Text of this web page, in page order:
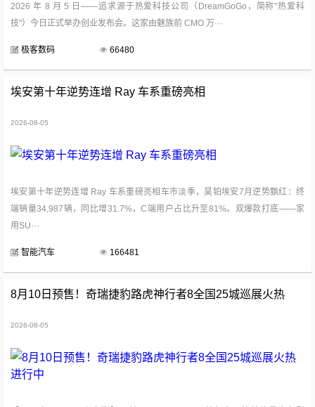
2026 年 8 月 5 日——追求源于热爱科技公司（DreamGoGo，简称"热爱科
技"）今日正式举办创业发布会。这家由魅族前 CMO 万···
极客数码 66480
埃安第十年逆势连增 Ray 车系重磅亮相
2026-08-05
埃安第十年逆势连增 Ray 车系重磅亮相车市淡季，昊铂埃安7月逆势飘红：终
端销量34,987辆，同比增31.7%，C端用户占比升至81%。双爆款打底——家
用SU···
智能汽车 166481
8月10日预售！奇瑞捷豹路虎神行者8全国25城巡展火热
进行中
2026-08-05